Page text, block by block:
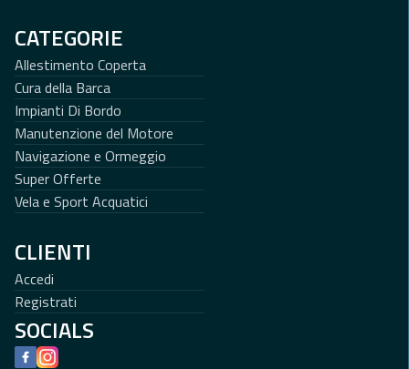
CATEGORIE
Allestimento Coperta
Cura della Barca
Impianti Di Bordo
Manutenzione del Motore
Navigazione e Ormeggio
Super Offerte
Vela e Sport Acquatici
CLIENTI
Accedi
Registrati
SOCIALS
Facebook
Instagram